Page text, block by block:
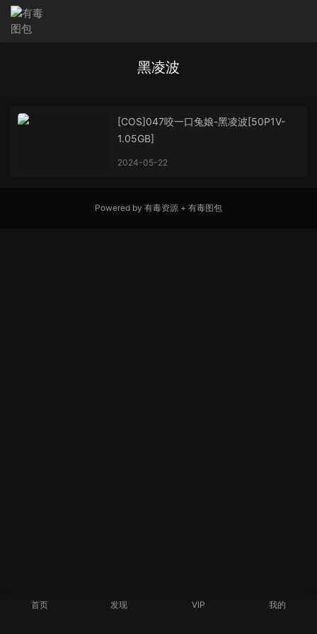
黑凌波
[COS]047咬一口兔娘-黑凌波[50P1V-
1.05GB]
2024-05-22
Powered by 有毒资源 + 有毒图包
首页 发现 VIP 我的